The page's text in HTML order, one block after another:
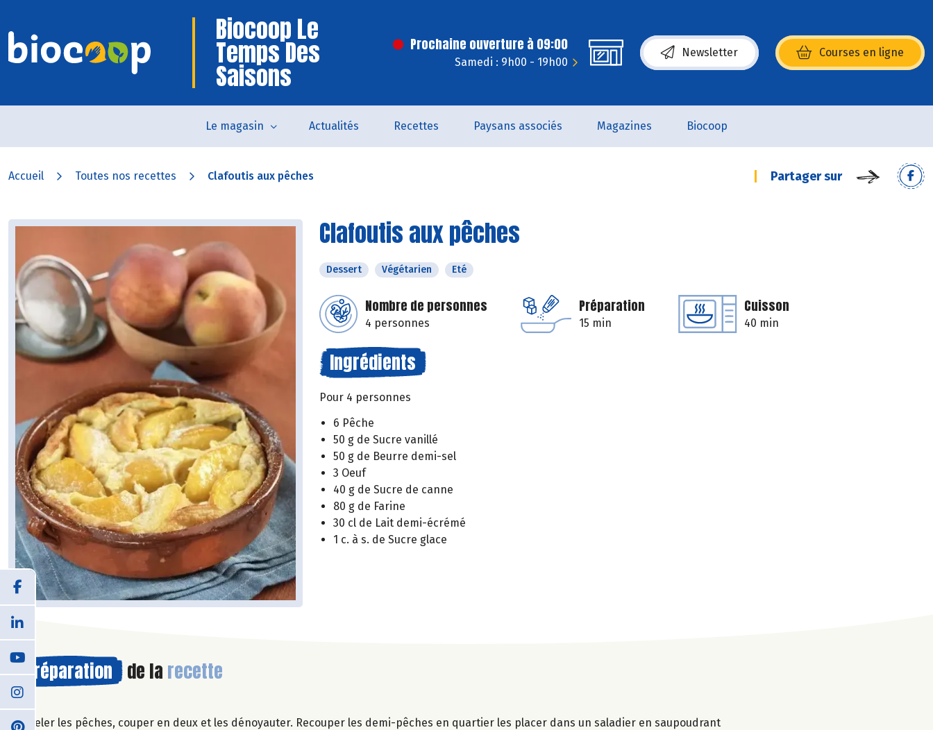
Biocoop Le
Temps Des
Saisons
Prochaine ouverture à 09:00
Samedi : 9h00 - 19h00
Newsletter Courses en ligne
(s’ouvre dans une nouvelle fenêtre)
Le magasin Actualités Recettes Paysans associés Magazines Biocoop
Accueil Toutes nos recettes Clafoutis aux pêches Partager sur
Clafoutis aux pêches
Dessert Végétarien Eté
Nombre de personnes
4 personnes
Préparation
15 min
Cuisson
40 min
Ingrédients
Pour 4 personnes
6 Pêche
50 g de Sucre vanillé
50 g de Beurre demi-sel
3 Oeuf
40 g de Sucre de canne
80 g de Farine
30 cl de Lait demi-écrémé
1 c. à s. de Sucre glace
Préparation de la recette
Peler les pêches, couper en deux et les dénoyauter. Recouper les demi-pêches en quartier les placer dans un saladier en saupoudrant